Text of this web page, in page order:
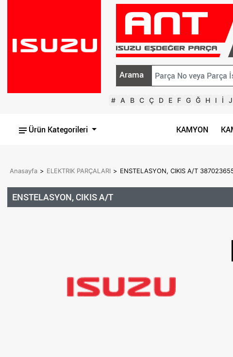
Arama
# A B C Ç D E F G Ğ H I İ J
Ürün Kategorileri KAMYON
Anasayfa > ELEKTRIK PARÇALARI > ENSTELASYON, CIKIS A/T
ENSTELASYON, CIKIS A/T